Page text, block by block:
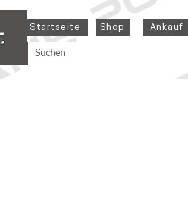
Startseite Shop Ankauf